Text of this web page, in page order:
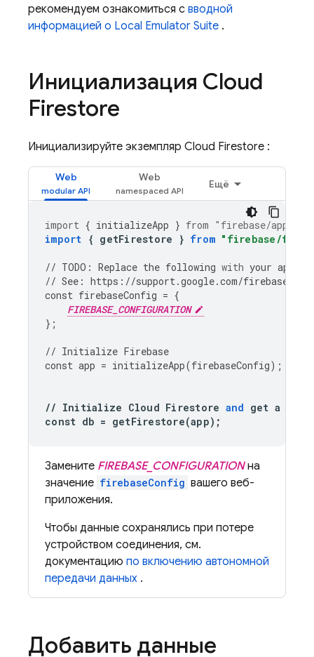
рекомендуем ознакомиться с вводной
информацией о Local Emulator Suite .
Инициализация Cloud
Firestore
Инициализируйте экземпляр Cloud Firestore :
Web Web
Ещё
import { initializeApp } from "firebase/app"
import { getFirestore } from "firebase/
// TODO : Replace the following with your app
// See : https : //support.google.com/firebase
const firebaseConfig = {
FIREBASE_CONFIGURATION
};
// Initialize Firebase
const app = initializeApp(firebaseConfig);
// Initialize Cloud Firestore and get a
const db = getFirestore(app);
Замените FIREBASE_CONFIGURATIONна
значение firebaseConfig вашего веб-
приложения.
Чтобы данные сохранялись при потере
устройством соединения, см.
документацию по включению автономной
передачи данных .
Добавить данные